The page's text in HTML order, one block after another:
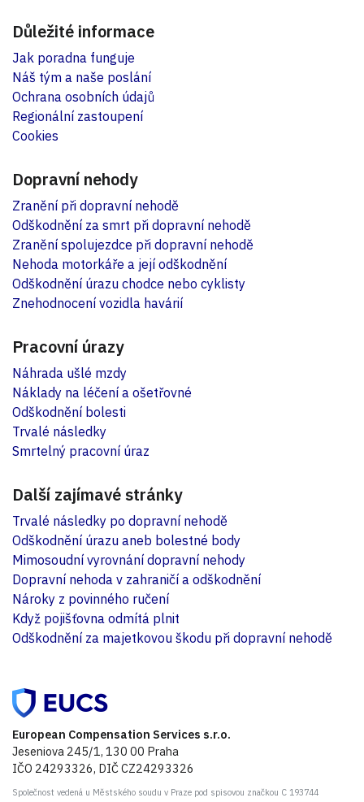
Důležité informace
Jak poradna funguje
Náš tým a naše poslání
Ochrana osobních údajů
Regionální zastoupení
Cookies
Dopravní nehody
Zranění při dopravní nehodě
Odškodnění za smrt při dopravní nehodě
Zranění spolujezdce při dopravní nehodě
Nehoda motorkáře a její odškodnění
Odškodnění úrazu chodce nebo cyklisty
Znehodnocení vozidla havárií
Pracovní úrazy
Náhrada ušlé mzdy
Náklady na léčení a ošetřovné
Odškodnění bolesti
Trvalé následky
Smrtelný pracovní úraz
Další zajímavé stránky
Trvalé následky po dopravní nehodě
Odškodnění úrazu aneb bolestné body
Mimosoudní vyrovnání dopravní nehody
Dopravní nehoda v zahraničí a odškodnění
Nároky z povinného ručení
Když pojišťovna odmítá plnit
Odškodnění za majetkovou škodu při dopravní nehodě
European Compensation Services s.r.o.
Jeseniova 245/1, 130 00 Praha
IČO 24293326, DIČ CZ24293326
Společnost vedená u Městského soudu v Praze pod spisovou značkou C 193744